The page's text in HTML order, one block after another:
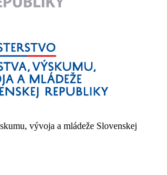
vývoja a mládeže Slovenskej